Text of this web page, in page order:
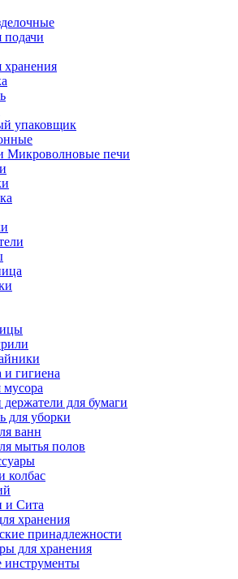
подачи
хранения
упаковщик
Микроволновые печи
и гигиена
мусора
для бумаги
для уборки
ванн
мытья полов
колбас
и Сита
хранения
принадлежности
для хранения
инструменты